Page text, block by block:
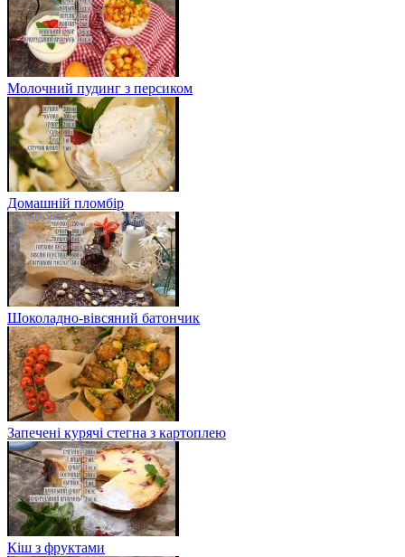
Молочний пудинг з персиком
Домашній пломбір
Шоколадно-вівсяний батончик
Запечені курячі стегна з картоплею
Кіш з фруктами